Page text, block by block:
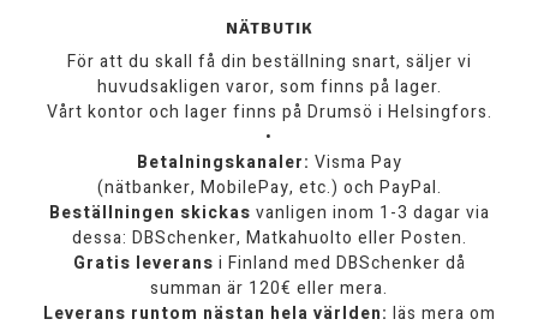
NÄTBUTIK
För att du skall få din beställning snart, säljer vi
huvudsakligen varor, som finns på lager.
Vårt kontor och lager finns på Drumsö i Helsingfors.
•
Betalningskanaler: Visma Pay
(nätbanker, MobilePay, etc.) och PayPal.
Beställningen skickas vanligen inom 1-3 dagar via
dessa: DBSchenker, Matkahuolto eller Posten.
Gratis leverans i Finland med DBSchenker då
summan är 120€ eller mera.
Leverans runtom nästan hela världen: läs mera om